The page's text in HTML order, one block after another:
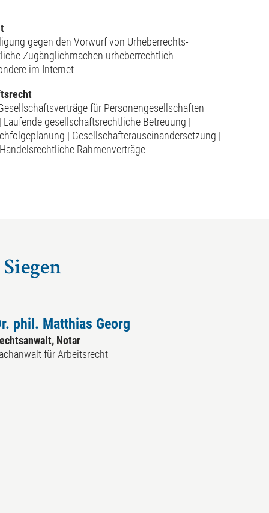
gegen den Vorwurf von Urheberrechts-
Zugänglichmachen urheberrechtlich
im Internet
für Personengesellschaften
gesellschaftsrechtliche Betreuung |
| Gesellschafterauseinandersetzung |
Rahmenverträge
phil. Matthias Georg
Notar
für Arbeitsrecht